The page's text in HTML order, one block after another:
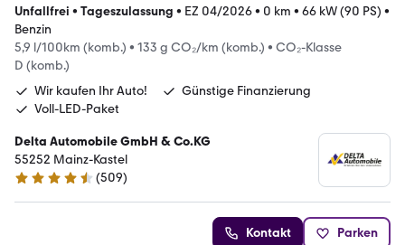
Unfallfrei • Tageszulassung • EZ 04/2026• 0 km • 66 kW (90 PS) •
Benzin
5,9 l/100km (komb.) • 133 g CO₂/km (komb.) • CO₂-Klasse
D (komb.)
Wir kaufen Ihr Auto!
Günstige Finanzierung
Voll-LED-Paket
Delta Automobile GmbH & Co.KG
55252 Mainz-Kastel
4.7 Sterne
(509)
Kontakt Parken